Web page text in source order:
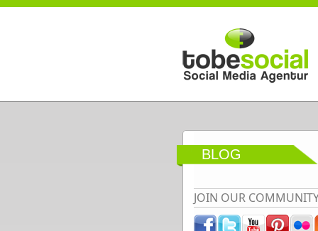
Direkt zum Inhalt
BLOG
JOIN OUR